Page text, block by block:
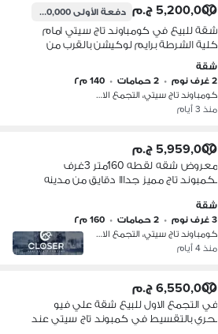
5,200,000 ج.م دفعة الأولى520,000 ج.م
شقة للبيع في كومباوند تاج سيتي امام
كلية الشرطة برايم لوكيشن بالقرب من
مدينة نصر ومصر الجديده
شقة
2 غرف نوم
• 2 حمامات • 140 م٢
كومباوند تاج سيتي، التجمع الاول
منذ 3 أيام
5,959,000 ج.م
معروض شقه لقطه 160متر 3غرف
بكمبوند تاج مميز جدااا دقايق من مدينه
شقة
3 غرف نوم
• 2 حمامات • 160 م٢
كومباوند تاج سيتي، التجمع الاول
منذ 4 أيام
6,550,000 ج.م
في التجمع الاول للبيع شقة علي فيو
بحري بالتقسيط في كمبوند تاج سيتي عند